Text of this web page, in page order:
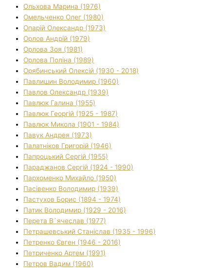
Ольхова Марина (1976)
Омельченко Олег (1980)
Опарій Олександр (1973)
Орлов Андрій (1979)
Орлова Зоя (1981)
Орлова Поліна (1989)
Орябинський Олексій (1930 - 2018)
Павлишин Володимир (1960)
Павлов Олександр (1939)
Павлюк Галина (1955)
Павлюк Георгій (1925 - 1987)
Павлюк Микола (1901 - 1984)
Павук Андрея (1973)
Палатніков Григорій (1946)
Папроцький Сергій (1955)
Параджанов Сергій (1924 - 1990)
Пархоменко Михайло (1950)
Пасівенко Володимир (1939)
Пастухов Борис (1894 - 1974)
Патик Володимир (1929 - 2016)
Перета В`ячеслав (1977)
Петрашевський Станіслав (1935 - 1996)
Петренко Євген (1946 - 2016)
Петриченко Артем (1991)
Петров Вадим (1960)